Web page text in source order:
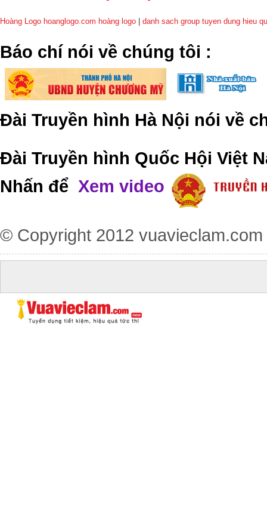
Hoàng Logo hoanglogo.com hoàng logo danh sach group tuyen dung hieu
​Báo chí nói về chúng tôi :
Đài Truyền hình Hà Nội nói về
Đài Truyền hình Quốc Hội Việt
Nhấn để Xem video
© Copyright 2012 vuavieclam.com